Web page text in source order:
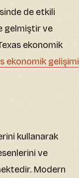
de etkili
gelmiştir ve
ekonomik
ekonomik gelişimi
kullanarak
ve
Modern